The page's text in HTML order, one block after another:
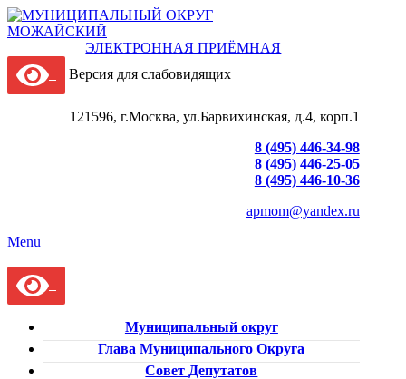
ЭЛЕКТРОННАЯ ПРИЁМНАЯ
Версия для слабовидящих
121596, г.Москва, ул.Барвихинская, д.4, корп.1
8 (495) 446-34-98
8 (495) 446-25-05
8 (495) 446-10-36
apmom@yandex.ru
Menu
Муниципальный округ
Глава Муниципального Округа
Совет Депутатов